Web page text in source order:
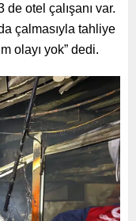
otel çalışanı var.
çalmasıyla tahliye
olayı yok” dedi.